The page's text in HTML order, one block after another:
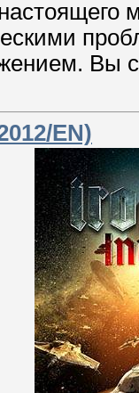
Вы
EN)